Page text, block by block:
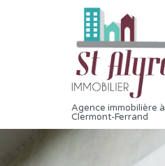
Agence immobilière à
Clermont-Ferrand